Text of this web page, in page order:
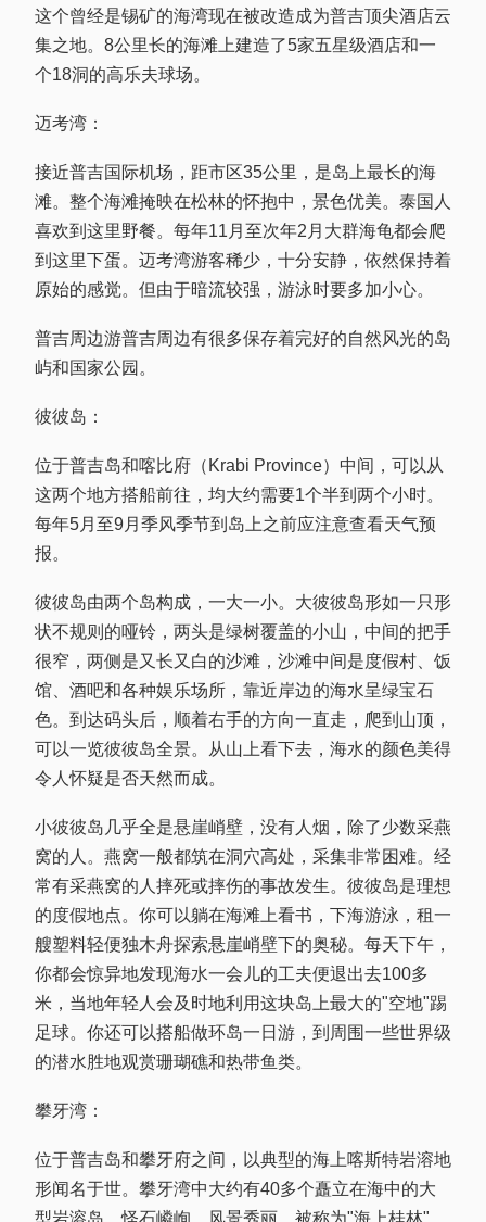
这个曾经是锡矿的海湾现在被改造成为普吉顶尖酒店云
集之地。8公里长的海滩上建造了5家五星级酒店和一
个18洞的高乐夫球场。
迈考湾：
接近普吉国际机场，距市区35公里，是岛上最长的海
滩。整个海滩掩映在松林的怀抱中，景色优美。泰国人
喜欢到这里野餐。每年11月至次年2月大群海龟都会爬
到这里下蛋。迈考湾游客稀少，十分安静，依然保持着
原始的感觉。但由于暗流较强，游泳时要多加小心。
普吉周边游普吉周边有很多保存着完好的自然风光的岛
屿和国家公园。
彼彼岛：
位于普吉岛和喀比府（Krabi Province）中间，可以从
这两个地方搭船前往，均大约需要1个半到两个小时。
每年5月至9月季风季节到岛上之前应注意查看天气预
报。
彼彼岛由两个岛构成，一大一小。大彼彼岛形如一只形
状不规则的哑铃，两头是绿树覆盖的小山，中间的把手
很窄，两侧是又长又白的沙滩，沙滩中间是度假村、饭
馆、酒吧和各种娱乐场所，靠近岸边的海水呈绿宝石
色。到达码头后，顺着右手的方向一直走，爬到山顶，
可以一览彼彼岛全景。从山上看下去，海水的颜色美得
令人怀疑是否天然而成。
小彼彼岛几乎全是悬崖峭壁，没有人烟，除了少数采燕
窝的人。燕窝一般都筑在洞穴高处，采集非常困难。经
常有采燕窝的人摔死或摔伤的事故发生。彼彼岛是理想
的度假地点。你可以躺在海滩上看书，下海游泳，租一
艘塑料轻便独木舟探索悬崖峭壁下的奥秘。每天下午，
你都会惊异地发现海水一会儿的工夫便退出去100多
米，当地年轻人会及时地利用这块岛上最大的"空地"踢
足球。你还可以搭船做环岛一日游，到周围一些世界级
的潜水胜地观赏珊瑚礁和热带鱼类。
攀牙湾：
位于普吉岛和攀牙府之间，以典型的海上喀斯特岩溶地
形闻名于世。攀牙湾中大约有40多个矗立在海中的大
型岩溶岛，怪石嶙峋，风景秀丽，被称为"海上桂林"。